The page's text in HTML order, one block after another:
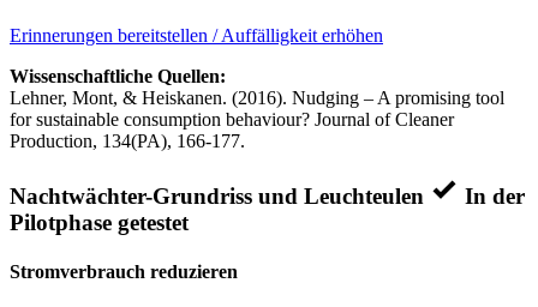
Erinnerungen bereitstellen / Auffälligkeit erhöhen
Wissenschaftliche Quellen:
Lehner, Mont, & Heiskanen. (2016). Nudging – A promising tool
for sustainable consumption behaviour? Journal of Cleaner
Production, 134(PA), 166-177.
Nachtwächter-Grundriss und Leuchteulen
In der
Pilotphase getestet
Stromverbrauch reduzieren